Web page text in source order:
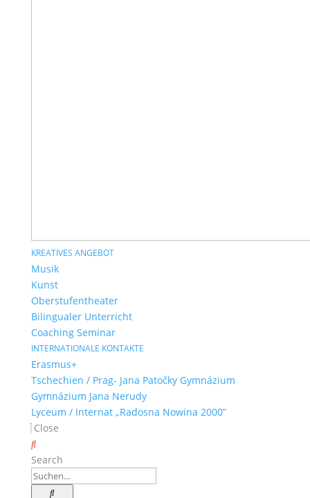
KREATIVES ANGEBOT
Musik
Kunst
Oberstufentheater
Bilingualer Unterricht
Coaching Seminar
INTERNATIONALE KONTAKTE
Erasmus+
Tschechien / Prag- Jana Patočky Gymnázium
Gymnázium Jana Nerudy
Lyceum / Internat „Radosna Nowina 2000”
Close
Search